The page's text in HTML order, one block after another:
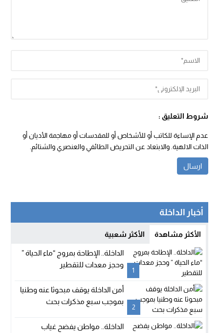
شروط التعليق :
عدم الإساءة للكاتب أو للأشخاص أو للمقدسات أو مهاجمة الأديان أو
الذات الالهية. والابتعاد عن التحريض الطائفي والعنصري والشتائم.
أخبار الداخلة
الأكثر مشاهدة الأكثر شعبية
1
الداخلة.. الإطاحة بمروج “ماء الحياة ”
وحجز معدات للتقطير
2
أمن الداخلة يوقف مبحوثا عنه وطنيا
بموجب سبع مذكرات بحث
الداخلة.. مواطن يفضح غياب